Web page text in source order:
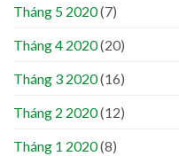
Tháng 5 2020(7)
Tháng 4 2020(20)
Tháng 3 2020(16)
Tháng 2 2020(12)
Tháng 1 2020(8)